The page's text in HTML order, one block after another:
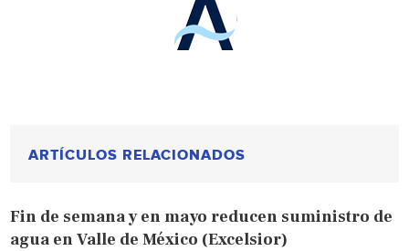
ARTÍCULOS RELACIONADOS
Fin de semana y en mayo reducen suministro de
agua en Valle de México (Excelsior)